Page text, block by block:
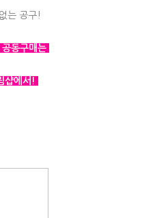
는 공구!
동구매는
샵에서!